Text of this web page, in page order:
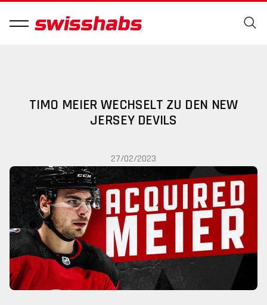
TIMO MEIER WECHSELT ZU DEN NEW
JERSEY DEVILS
27/02/2023